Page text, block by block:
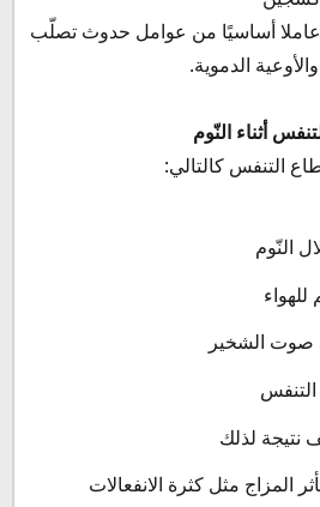
عاملا أساسيًا من عوامل حدوث تصلّب
الدموية.
أثناء النّوم
التنفس كالتالي:
النّوم
صوت الشخير
نتيجة لذلك
المزاج مثل كثرة الانفعالات